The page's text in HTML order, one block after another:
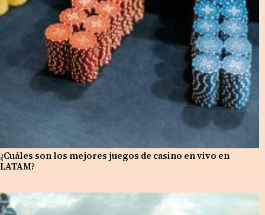
¿Cuáles son los mejores juegos de casino en vivo en
LATAM?